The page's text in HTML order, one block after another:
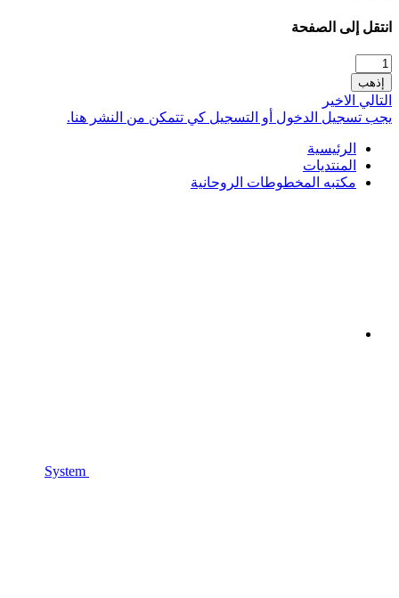
انتقل إلى الصفحة
إذهب
التالي الاخير
يجب تسجيل الدخول أو التسجيل كي تتمكن من النشر هنا.
الرئيسية
المنتديات
مكتبه المخطوطات الروحانية